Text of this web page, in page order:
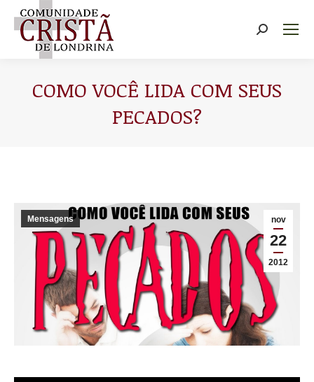
Buscar
COMO VOCÊ LIDA COM SEUS
PECADOS?
nov
22
2012
Mensagens